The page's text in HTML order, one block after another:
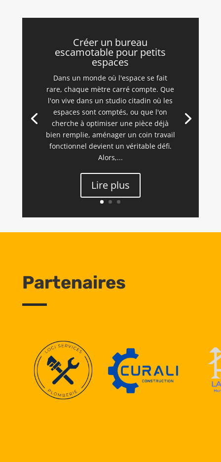
Créer un bureau
escamotable pour petits
espaces
Dans un monde où l'espace se fait
rare, chaque mètre carré compte. Que
l'on vive dans un studio citadin où les
espaces sont comptés, ou que l'on
cherche à optimiser une pièce déjà
bien remplie, aménager un coin travail
fonctionnel devient un véritable défi.
Alors,...
Lire plus
Partenaires